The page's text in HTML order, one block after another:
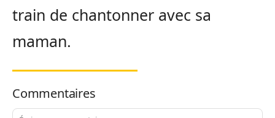
train de chantonner avec sa
maman.
Commentaires